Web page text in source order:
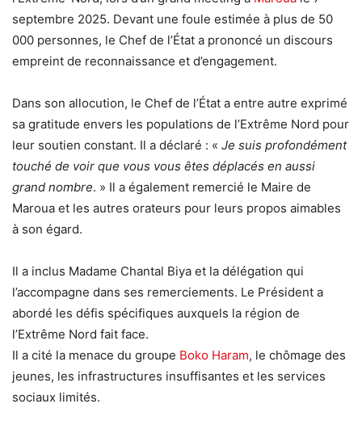
septembre 2025. Devant une foule estimée à plus de 50
000 personnes, le Chef de l’État a prononcé un discours
empreint de reconnaissance et d’engagement.
Dans son allocution, le Chef de l’État a entre autre exprimé
sa gratitude envers les populations de l’Extrême Nord pour
leur soutien constant. Il a déclaré : « Je suis profondément
touché de voir que vous vous êtes déplacés en aussi
grand nombre. » Il a également remercié le Maire de
Maroua et les autres orateurs pour leurs propos aimables
à son égard.
Il a inclus Madame Chantal Biya et la délégation qui
l’accompagne dans ses remerciements. Le Président a
abordé les défis spécifiques auxquels la région de
l’Extrême Nord fait face.
Il a cité la menace du groupe Boko Haram, le chômage des
jeunes, les infrastructures insuffisantes et les services
sociaux limités.